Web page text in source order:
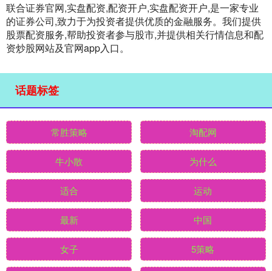
联合证券官网,实盘配资,配资开户,实盘配资开户,是一家专业
的证券公司,致力于为投资者提供优质的金融服务。我们提供
股票配资服务,帮助投资者参与股市,并提供相关行情信息和配
资炒股网站及官网app入口。
话题标签
常胜策略 淘配网
牛小散 为什么
适合 运动
最新 中国
女子 5策略